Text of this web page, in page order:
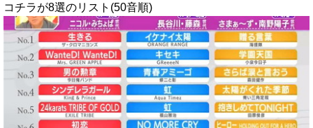
コチラが8選のリスト(50音順)